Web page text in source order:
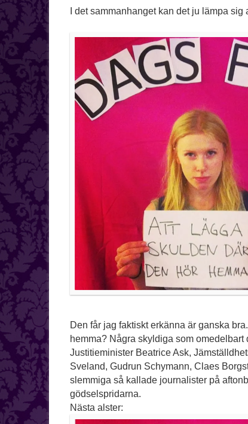
I det sammanhanget kan det ju lämpa
Den får jag faktiskt erkänna är ganska
hemma? Några skyldiga som
Justitieminister Beatrice Ask,
Sveland, Gudrun Schymann, Claes
slemmiga så kallade journalister på
gödselspridarna.
Nästa alster: